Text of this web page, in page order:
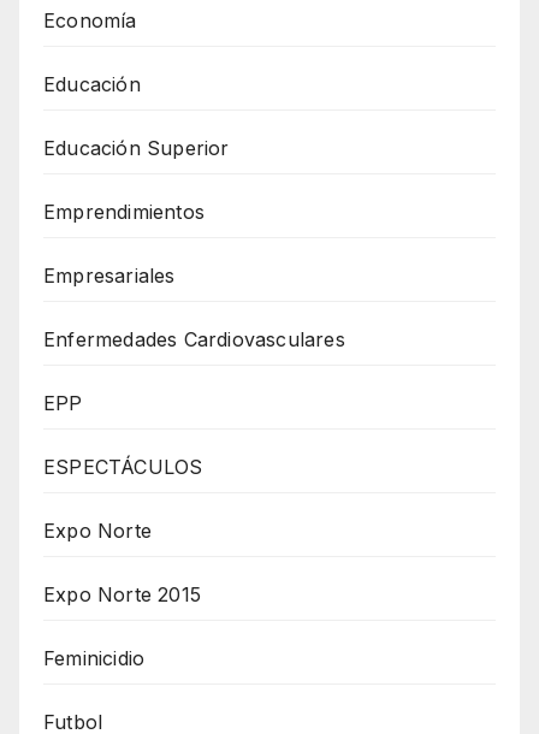
Economía
Educación
Educación Superior
Emprendimientos
Empresariales
Enfermedades Cardiovasculares
EPP
ESPECTÁCULOS
Expo Norte
Expo Norte 2015
Feminicidio
Futbol